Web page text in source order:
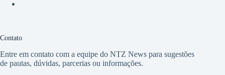
Contato
Entre em contato com a equipe do NTZ News para sugestões
de pautas, dúvidas, parcerias ou informações.